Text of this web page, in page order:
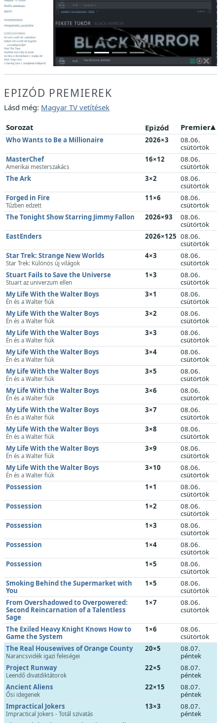
EPIZÓD PREMIEREK
Lásd még: Magyar TV vetítések
Sorozat
Epizód Premier
Who Wants to Be a Millionaire 2026×3
08.06.
csütörtök
MasterChef
Amerikai mesterszakács
16×12
08.06.
csütörtök
The Ark
3×2
08.06.
csütörtök
Forged in Fire
Tűzben edzett
11×6
08.06.
csütörtök
The Tonight Show Starring Jimmy Fallon
2026×93
08.06.
csütörtök
EastEnders
2026×125 08.06.
csütörtök
Star Trek: Strange New Worlds
Star Trek: Különös új világok
4×3
08.06.
csütörtök
Stuart Fails to Save the Universe
Stuart az univerzum ellen
1×3
08.06.
csütörtök
My Life With the Walter Boys
Én és a Walter fiúk
3×1
08.06.
csütörtök
My Life With the Walter Boys
Én és a Walter fiúk
3×2
08.06.
csütörtök
My Life With the Walter Boys
Én és a Walter fiúk
3×3
08.06.
csütörtök
My Life With the Walter Boys
Én és a Walter fiúk
3×4
08.06.
csütörtök
My Life With the Walter Boys
Én és a Walter fiúk
3×5
08.06.
csütörtök
My Life With the Walter Boys
Én és a Walter fiúk
3×6
08.06.
csütörtök
My Life With the Walter Boys
Én és a Walter fiúk
3×7
08.06.
csütörtök
My Life With the Walter Boys
Én és a Walter fiúk
3×8
08.06.
csütörtök
My Life With the Walter Boys
Én és a Walter fiúk
3×9
08.06.
csütörtök
My Life With the Walter Boys
Én és a Walter fiúk
3×10
08.06.
csütörtök
Possession
1×1
08.06.
csütörtök
Possession
1×2
08.06.
csütörtök
Possession
1×3
08.06.
csütörtök
Possession
1×4
08.06.
csütörtök
Possession
1×5
08.06.
csütörtök
Smoking Behind the Supermarket with
You
1×5
08.06.
csütörtök
From Overshadowed to Overpowered:
Second Reincarnation of a Talentless
Sage
1×7
08.06.
csütörtök
The Exiled Heavy Knight Knows How to
Game the System
1×6
08.06.
csütörtök
The Real Housewives of Orange County
Narancsvidék igazi feleségei
20×5
08.07.
péntek
Project Runway
Leendő divatdiktátorok
22×5
08.07.
péntek
Ancient Aliens
Ősi idegenek
22×15
08.07.
péntek
Impractical Jokers
Impractical Jokers - Totál szivatás
13×3
08.07.
péntek